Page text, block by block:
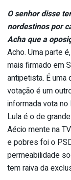
O senhor disse
nordestinos por
Acha que a
Acho. Uma parte
mais firmado em
antipetista. É uma
votação é um
informada vota
Lula é o de
Aécio mente na
e pobres foi o
permeabilidade
tem raiva da